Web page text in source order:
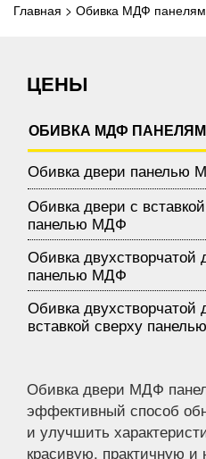
Главная > Обивка МДФ
ЦЕНЫ
ОБИВКА МДФ
Обивка двери панелью
Обивка двери с
панелью МДФ
Обивка двухстворчатой
панелью МДФ
Обивка двухстворчатой
вставкой сверху
Обивка двери МДФ
эффективный способ
и улучшить
красивую, практичную